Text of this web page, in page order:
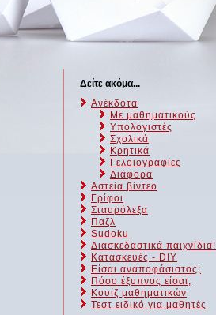
Δείτε ακόμα...
Ανέκδοτα
Με μαθηματικούς
Υπολογιστές
Σχολικά
Κρητικά
Γελοιογραφίες
Διάφορα
Αστεία βίντεο
Γρίφοι
Σταυρόλεξα
Παζλ
Sudoku
Διασκεδαστικά παιχνίδια!
Κατασκευές - DIY
Είσαι αναποφάσιστος;
Πόσο έξυπνος είσαι;
Kουίζ μαθηματικών
Τεστ ειδικό για μαθητές